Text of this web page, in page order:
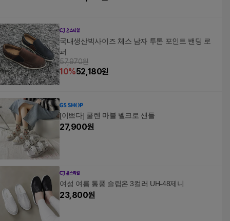
국내생산빅사이즈 체스 남자 투톤 포인트 밴딩 로
퍼
57,970원
10%52,180원
[이쁘다] 쿨렌 마블 벨크로 샌들
27,900원
여성 여름 통풍 슬립온 3컬러 UH-48제니
23,800원